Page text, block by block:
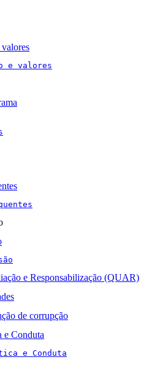
e valores
e Responsabilização (QUAR)
de corrupção
e Conduta
e Conduta